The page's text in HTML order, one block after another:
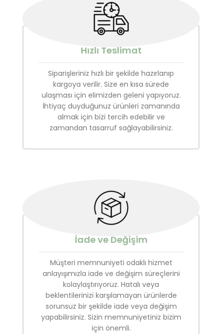
Hızlı Teslimat
Siparişleriniz hızlı bir şekilde hazırlanıp
kargoya verilir. Size en kısa sürede
ulaşması için elimizden geleni yapıyoruz.
İhtiyaç duyduğunuz ürünleri zamanında
almak için bizi tercih edebilir ve
zamandan tasarruf sağlayabilirsiniz.
İade ve Değişim
Müşteri memnuniyeti odaklı hizmet
anlayışımızla iade ve değişim süreçlerini
kolaylaştırıyoruz. Hatalı veya
beklentilerinizi karşılamayan ürünlerde
sorunsuz bir şekilde iade veya değişim
yapabilirsiniz. Sizin memnuniyetiniz bizim
için önemli.